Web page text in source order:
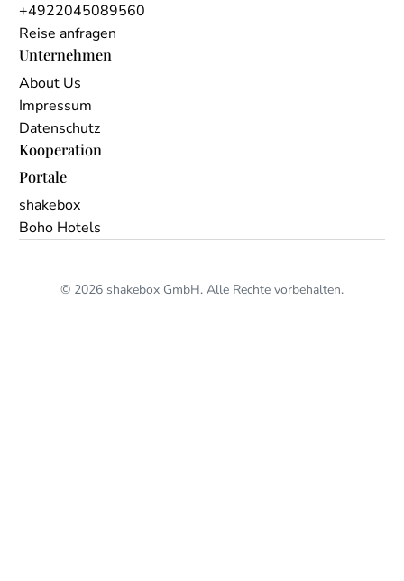
+4922045089560
Reise anfragen
Unternehmen
About Us
Impressum
Datenschutz
Kooperation
Portale
shakebox
Boho Hotels
© 2026 shakebox GmbH. Alle Rechte vorbehalten.